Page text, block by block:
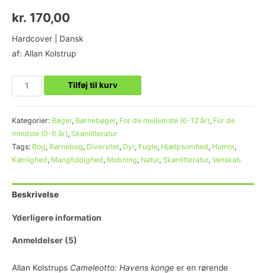
som4.60
ud af 5
kundebedømmelser
kr. 170,00
Hardcover | Dansk
af: Allan Kolstrup
Tilføj til kurv
Kategorier: Bøger, Børnebøger, For de mellemste (6-12 år), For de
mindste (0-6 år), Skønlitteratur
Tags: Bog, Børnebog, Diversitet, Dyr, Fugle, Hjælpsomhed, Humor,
Kærlighed, Mangfoldighed, Mobning, Natur, Skønlitteratur, Venskab
Beskrivelse
Yderligere information
Anmeldelser (5)
Allan Kolstrups Cameleotto: Havens konge er en rørende